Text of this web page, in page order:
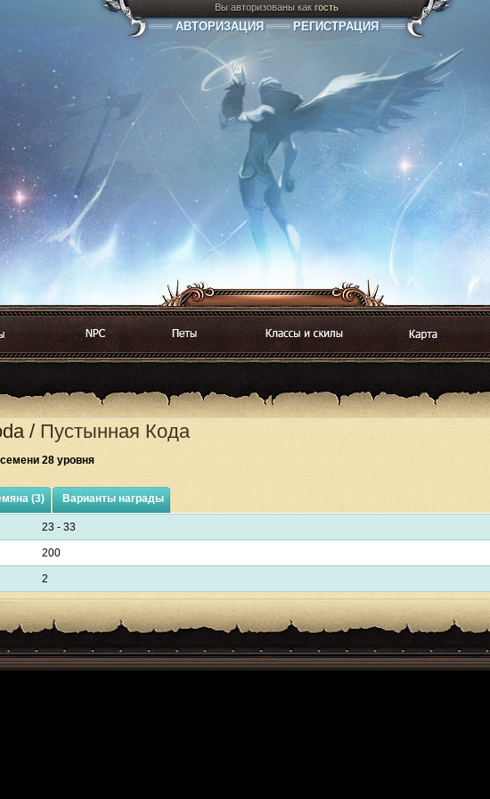
Вы авторизованы как гость
АВТОРИЗАЦИЯ РЕГИСТРАЦИЯ
/ Пустынная Кода
28 уровня
(3) Варианты награды
23 - 33
200
2